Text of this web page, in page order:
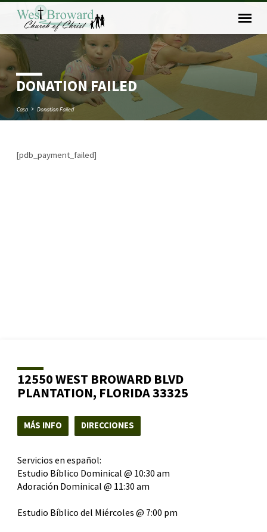
DONATION FAILED
Casa Donation Failed
[pdb_payment_failed]
12550 WEST BROWARD BLVD
PLANTATION, FLORIDA 33325
MÁS INFO DIRECCIONES
Servicios en español:
Estudio Bíblico Dominical @ 10:30 am
Adoración Dominical @ 11:30 am
Estudio Bíblico del Miércoles @ 7:00 pm